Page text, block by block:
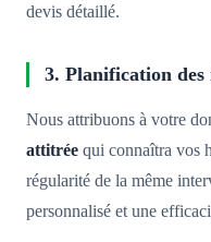
devis détaillé.
3. Planification
Nous attribuons à votre
attitrée qui connaîtra vos
régularité de la même
personnalisé et une